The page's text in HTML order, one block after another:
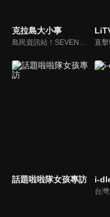
克拉島大小事
島民資訊站！SEVENTEEN近期資訊報你知
話題啦啦隊女孩專訪 i-